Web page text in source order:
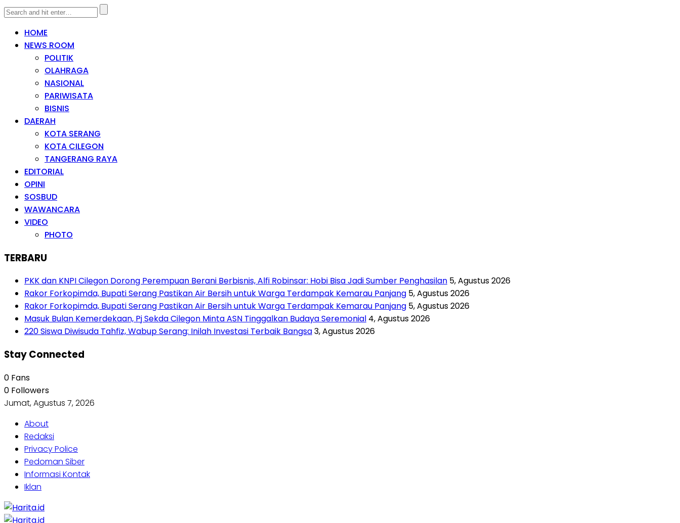
HOME
NEWS ROOM
POLITIK
OLAHRAGA
NASIONAL
PARIWISATA
BISNIS
DAERAH
KOTA SERANG
KOTA CILEGON
TANGERANG RAYA
EDITORIAL
OPINI
SOSBUD
WAWANCARA
VIDEO
PHOTO
TERBARU
PKK dan KNPI Cilegon Dorong Perempuan Berani Berbisnis, Alfi Robinsar: Hobi Bisa Jadi Sumber Penghasilan 5, Agustus 2026
Rakor Forkopimda, Bupati Serang Pastikan Air Bersih untuk Warga Terdampak Kemarau Panjang 5, Agustus 2026
Rakor Forkopimda, Bupati Serang Pastikan Air Bersih untuk Warga Terdampak Kemarau Panjang 5, Agustus 2026
Masuk Bulan Kemerdekaan, Pj Sekda Cilegon Minta ASN Tinggalkan Budaya Seremonial 4, Agustus 2026
220 Siswa Diwisuda Tahfiz, Wabup Serang: Inilah Investasi Terbaik Bangsa3, Agustus 2026
Stay Connected
0 Fans
0 Followers
Jumat, Agustus 7, 2026
About
Redaksi
Privacy Police
Pedoman Siber
Informasi Kontak
Iklan